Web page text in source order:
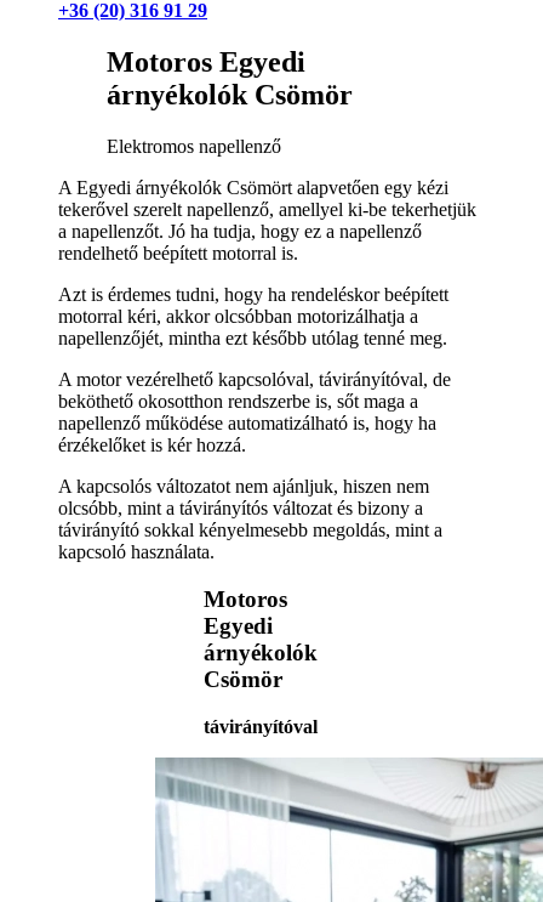
+36 (20) 316 91 29
Motoros Egyedi
árnyékolók Csömör
Elektromos napellenző
A Egyedi árnyékolók Csömört alapvetően egy kézi
tekerővel szerelt napellenző, amellyel ki-be tekerhetjük
a napellenzőt. Jó ha tudja, hogy ez a napellenző
rendelhető beépített motorral is.
Azt is érdemes tudni, hogy ha rendeléskor beépített
motorral kéri, akkor olcsóbban motorizálhatja a
napellenzőjét, mintha ezt később utólag tenné meg.
A motor vezérelhető kapcsolóval, távirányítóval, de
beköthető okosotthon rendszerbe is, sőt maga a
napellenző működése automatizálható is, hogy ha
érzékelőket is kér hozzá.
A kapcsolós változatot nem ajánljuk, hiszen nem
olcsóbb, mint a távirányítós változat és bizony a
távirányító sokkal kényelmesebb megoldás, mint a
kapcsoló használata.
Motoros
Egyedi
árnyékolók
Csömör
távirányítóval